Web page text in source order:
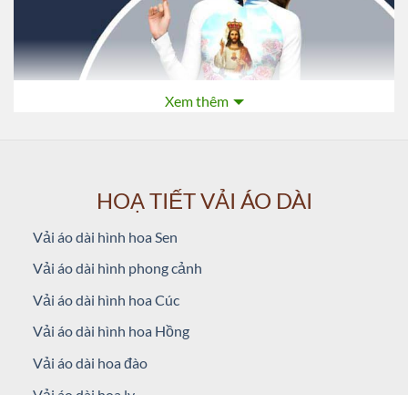
Xem thêm
HOẠ TIẾT VẢI ÁO DÀI
Vải áo dài hình hoa Sen
Vải áo dài hình phong cảnh
Vải áo dài hình hoa Cúc
Vải áo dài hình hoa Hồng
Vải áo dài hoa đào